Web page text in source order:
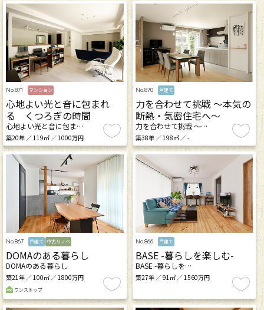
No.871 マンション
心地よい光と音に包まれ
る くつろぎの時間
心地よい光と音に包ま…
築20年 ／ 119㎡ ／ 1000万円
No.870 戸建て
力を合わせて挑戦 ～本気の
断熱・気密住宅へ～
力を合わせて挑戦 ～…
築38年 ／ 198㎡ ／ -
No.867 戸建て 中古リノベ
DOMAのある暮らし
DOMAのある暮らし
築21年 ／ 100㎡ ／ 1800万円
ワンストップ
No.866 戸建て
BASE -暮らしを楽しむ-
BASE -暮らしを…
築27年 ／ 91㎡ ／ 1560万円